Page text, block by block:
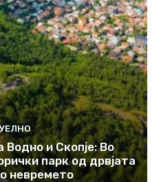
Водно и Скопје: Во
парк од дрвјата
невремето